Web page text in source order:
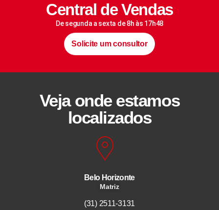
Central de Vendas
De segunda a sexta de 8h às 17h48
Solicite um consultor
Veja onde estamos
localizados
Belo Horizonte
Matriz
(31) 2511-3131